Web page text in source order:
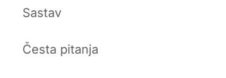
Sastav
Česta pitanja